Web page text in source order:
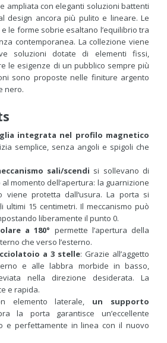
ampliata con eleganti soluzioni battenti
design ancora più pulito e lineare. Le
le forme sobrie esaltano l’equilibrio tra
contemporanea. La collezione viene
soluzioni dotate di elementi fissi,
le esigenze di un pubblico sempre più
sono proposte nelle fini­ture argento
nero.
integrata nel profilo magnetico
semplice, senza angoli e spigoli che
sali/scendi si sollevano di
momento dell‘apertura: la guarnizione
viene protetta dall‘usura. La porta si
ultimi 15 centimetri. Il meccanismo può
liberamente il punto 0.
a 180° permette l’apertura della
che verso l’esterno.
a 3 stelle: Grazie all’aggetto
e alle labbra morbide in basso,
nella direzione desiderata. La
e rapida.
elemento laterale, un supporto
la porta garantisce un’eccellente
e perfettamente in linea con il nuovo